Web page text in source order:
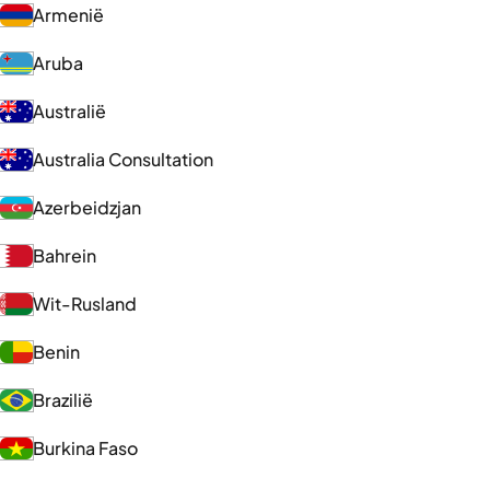
Armenië
Aruba
Australië
Australia Consultation
Azerbeidzjan
Bahrein
Wit-Rusland
Benin
Brazilië
Burkina Faso